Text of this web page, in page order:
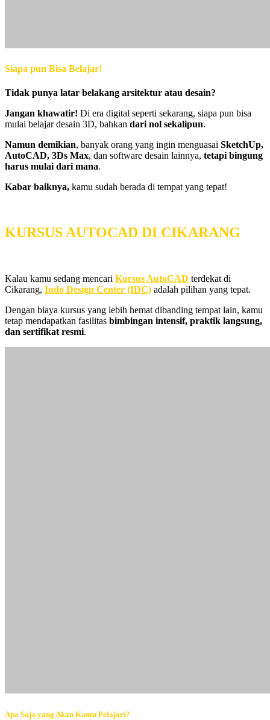
Siapa pun Bisa Belajar!
Tidak punya latar belakang arsitektur atau desain?
Jangan khawatir! Di era digital seperti sekarang, siapa pun bisa
mulai belajar desain 3D, bahkan dari nol sekalipun.
Namun demikian, banyak orang yang ingin menguasai SketchUp,
AutoCAD, 3Ds Max, dan software desain lainnya, tetapi bingung
harus mulai dari mana.
Kabar baiknya, kamu sudah berada di tempat yang tepat!
KURSUS AUTOCAD DI CIKARANG
Kalau kamu sedang mencari Kursus AutoCAD terdekat di
Cikarang, Indo Design Center (IDC) adalah pilihan yang tepat.
Dengan biaya kursus yang lebih hemat dibanding tempat lain, kamu
tetap mendapatkan fasilitas bimbingan intensif, praktik langsung,
dan sertifikat resmi.
Apa Saja yang Akan Kamu Pelajari?